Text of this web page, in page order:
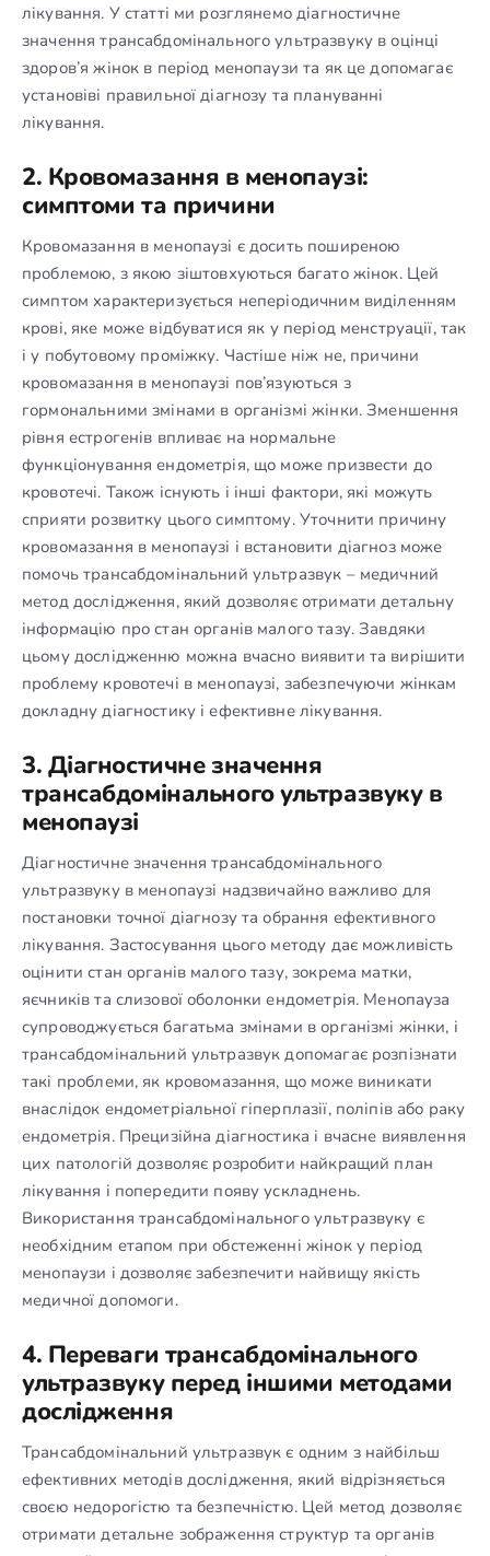
лікування. У статті ми розглянемо діагностичне
значення трансабдомінального ультразвуку в оцінці
здоров’я жінок в період менопаузи та як це допомагає
установіві правильної діагнозу та плануванні
лікування.
2. Кровомазання в менопаузі:
симптоми та причини
Кровомазання в менопаузі є досить поширеною
проблемою, з якою зіштовхуються багато жінок. Цей
симптом характеризується неперіодичним виділенням
крові, яке може відбуватися як у період менструації, так
і у побутовому проміжку. Частіше ніж не, причини
кровомазання в менопаузі пов’язуються з
гормональними змінами в організмі жінки. Зменшення
рівня естрогенів впливає на нормальне
функціонування ендометрія, що може призвести до
кровотечі. Також існують і інші фактори, які можуть
сприяти розвитку цього симптому. Уточнити причину
кровомазання в менопаузі і встановити діагноз може
помочь трансабдомінальний ультразвук – медичний
метод дослідження, який дозволяє отримати детальну
інформацію про стан органів малого тазу. Завдяки
цьому дослідженню можна вчасно виявити та вирішити
проблему кровотечі в менопаузі, забезпечуючи жінкам
докладну діагностику і ефективне лікування.
3. Діагностичне значення
трансабдомінального ультразвуку в
менопаузі
Діагностичне значення трансабдомінального
ультразвуку в менопаузі надзвичайно важливо для
постановки точної діагнозу та обрання ефективного
лікування. Застосування цього методу дає можливість
оцінити стан органів малого тазу, зокрема матки,
яєчників та слизової оболонки ендометрія. Менопауза
супроводжується багатьма змінами в організмі жінки, і
трансабдомінальний ультразвук допомагає розпізнати
такі проблеми, як кровомазання, що може виникати
внаслідок ендометріальної гіперплазії, поліпів або раку
ендометрія. Прецизійна діагностика і вчасне виявлення
цих патологій дозволяє розробити найкращий план
лікування і попередити появу ускладнень.
Використання трансабдомінального ультразвуку є
необхідним етапом при обстеженні жінок у період
менопаузи і дозволяє забезпечити найвищу якість
медичної допомоги.
4. Переваги трансабдомінального
ультразвуку перед іншими методами
дослідження
Трансабдомінальний ультразвук є одним з найбільш
ефективних методів дослідження, який відрізняється
своєю недорогістю та безпечністю. Цей метод дозволяє
отримати детальне зображення структур та органів